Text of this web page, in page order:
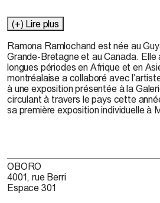
(+) Lire plus
Ramona Ramlochand est née au
Grande-Bretagne et au Canada.
longues périodes en Afrique et en
montréalaise a collaboré avec
à une exposition présentée à la
circulant à travers le pays cette
sa première exposition individuelle à
OBORO
4001, rue Berri
Espace 301